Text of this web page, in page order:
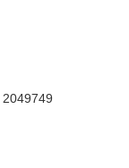
2049749